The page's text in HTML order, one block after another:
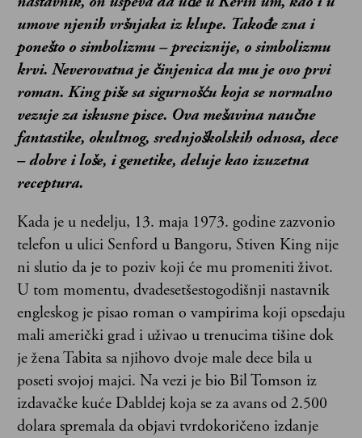
umove njenih vršnjaka iz klupe. Takođe zna i
ponešto o simbolizmu – preciznije, o simbolizmu
krvi. Neverovatna je činjenica da mu je ovo prvi
roman. King piše sa sigurnošću koja se normalno
vezuje za iskusne pisce. Ova mešavina naučne
fantastike, okultnog, srednjoškolskih odnosa, dece
– dobre i loše, i genetike, deluje kao izuzetna
receptura.
Kada je u nedelju, 13. maja 1973. godine zazvonio
telefon u ulici Senford u Bangoru, Stiven King nije
ni slutio da je to poziv koji će mu promeniti život.
U tom momentu, dvadesetšestogodišnji nastavnik
engleskog je pisao roman o vampirima koji opsedaju
mali američki grad i uživao u trenucima tišine dok
je žena Tabita sa njihovo dvoje male dece bila u
poseti svojoj majci. Na vezi je bio Bil Tomson iz
izdavačke kuće Dabldej koja se za avans od 2.500
dolara spremala da objavi tvrdokoričeno izdanje